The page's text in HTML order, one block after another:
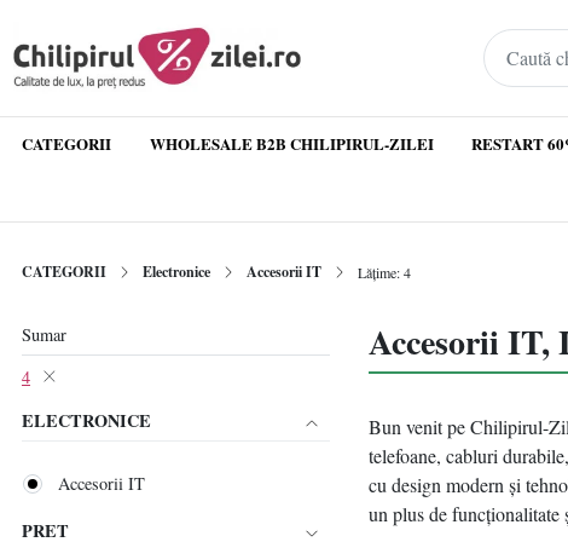
CATEGORII WHOLESALE B2B CHILIPIRUL-ZILEI RESTART
CATEGORII Electronice Accesorii IT Lățime: 4
Sumar
4
ELECTRONICE
Accesorii IT
PRET
Accesorii IT,
Bun venit pe Chilipirul-
telefoane, cabluri
cu design modern și
un plus de